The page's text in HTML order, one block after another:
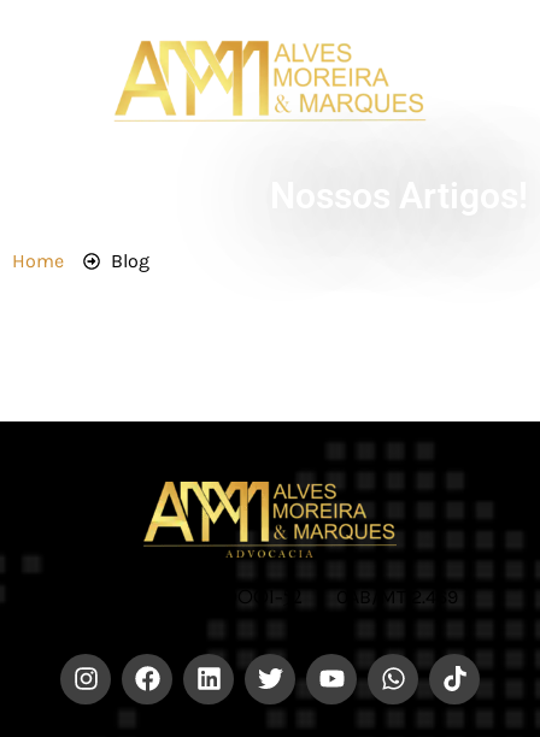
Home Blog
CNPJ 42.579.159/0001-52 | OAB/MT 2.469